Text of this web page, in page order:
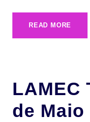
READ MORE
LAMEC
de Maio